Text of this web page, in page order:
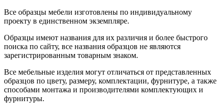
Все образцы мебели изготовлены по индивидуальному
проекту в единственном экземпляре.
Образцы имеют названия для их различия и более быстрого
поиска по сайту, все названия образцов не являются
зарегистрированным товарным знаком.
Все мебельные изделия могут отличаться от представленных
образцов по цвету, размеру, комплектации, фурнитуре, а также
способами монтажа и производителями комплектующих и
фурнитуры.